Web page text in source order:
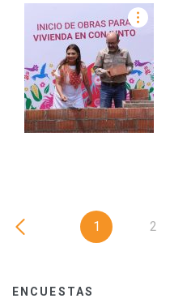
1 2
ENCUESTAS